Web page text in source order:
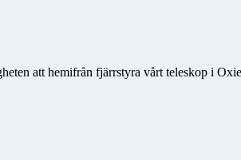
att hemifrån fjärrstyra vårt teleskop i